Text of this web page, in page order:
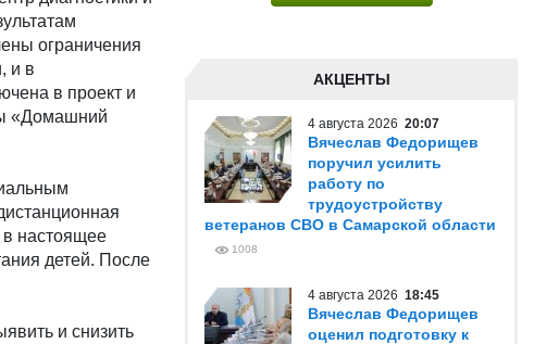
ограничения
и в
в проект и
«Домашний
настоящее
детей. После
и снизить
АКЦЕНТЫ
4 августа 2026 20:07
Вячеслав Федорищев
поручил усилить
работу по
трудоустройству
ветеранов СВО в Самарской области
1008
4 августа 2026 18:45
Вячеслав Федорищев
оценил подготовку к